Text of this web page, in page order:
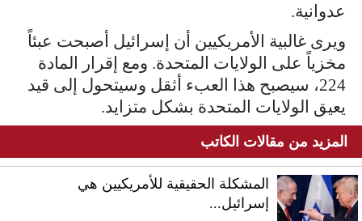
عدوانية.
ويرى غالبية الأمريكيين أن إسرائيل أصبحت عبئاً
مخزياً على الولايات المتحدة. ومع إقرار المادة
224، سيصبح هذا العبء أثقل وسيتحول إلى قيد
يعيق الولايات المتحدة بشكل متزايد.
المزيد من مقالات الكاتب
المشكلة الحقيقية للأمريكيين هي
إسرائيل...